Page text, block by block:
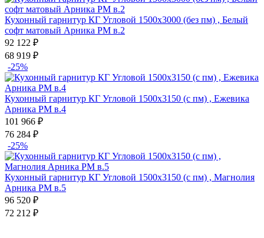
Кухонный гарнитур КГ Угловой 1500х3000 (без пм) , Белый
софт матовый Арника РМ в.2
92 122 ₽
68 919 ₽
-25%
Кухонный гарнитур КГ Угловой 1500х3150 (с пм) , Ежевика
Арника РМ в.4
101 966 ₽
76 284 ₽
-25%
Кухонный гарнитур КГ Угловой 1500х3150 (с пм) , Магнолия
Арника РМ в.5
96 520 ₽
72 212 ₽